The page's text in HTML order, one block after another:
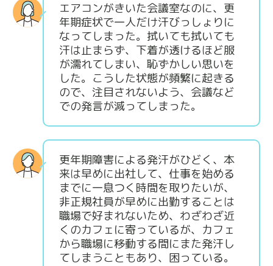
エアコンがきいた会議室なのに、更
年期症状で一人だけ汗びっしょりに
なってしまった。拭いても拭いても
汗は止まらず、下着が透けるほど服
が濡れてしまい、恥ずかしい思いを
した。こうした状態が頻繁に起きる
ので、注目されないよう、会議など
での発言が減ってしまった。
更年期障害による発汗がひどく、本
来は早めに出社して、仕事を始める
までに一息つく時間を取りたいが、
非正規社員が早めに出勤することは
職場で好まれないため、わざわざ近
くのカフェに寄っているが、カフェ
から職場に移動する間にまた発汗し
てしまうこともあり、困っている。